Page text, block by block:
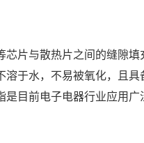
片与散热片之间的缝隙
于水，不易被氧化，且
目前电子电器行业应用广